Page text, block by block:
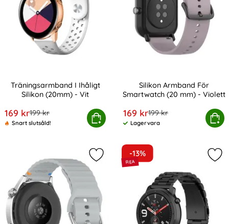
Träningsarmband I Ihåligt
Silikon (20mm) - Vit
rea pris
169 krtidigare pris
199 kr
Snart slutsåld!
Köp
Träningsarmband I Ihåligt Silikon (20mm) - Vit
Silikon Armband För
Smartwatch (20 mm) - Violett
rea pris
169 krtidigare pris
199 kr
Tillgänglighet:
Lagervara
Köp
Silikon Armband För
Markera klockarmband 20 mm
-13%